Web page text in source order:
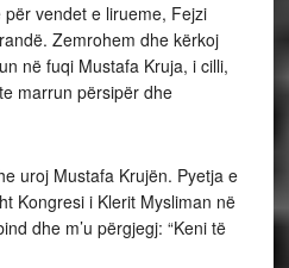
vendet e lirueme, Fejzi
Zemrohem dhe kërkoj
në fuqi Mustafa Kruja, i cilli,
marrun përsipër dhe
uroj Mustafa Krujën. Pyetja e
Kongresi i Klerit Mysliman në
dhe m’u përgjegj: “Keni të